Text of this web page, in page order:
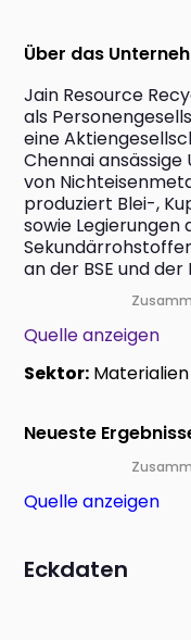
Über das
Jain Resource
als
eine
Chennai
von
produziert Blei-,
sowie
an der BSE und der
Quelle anzeigen
Sektor:
Neueste
Quelle anzeigen
Eckdaten